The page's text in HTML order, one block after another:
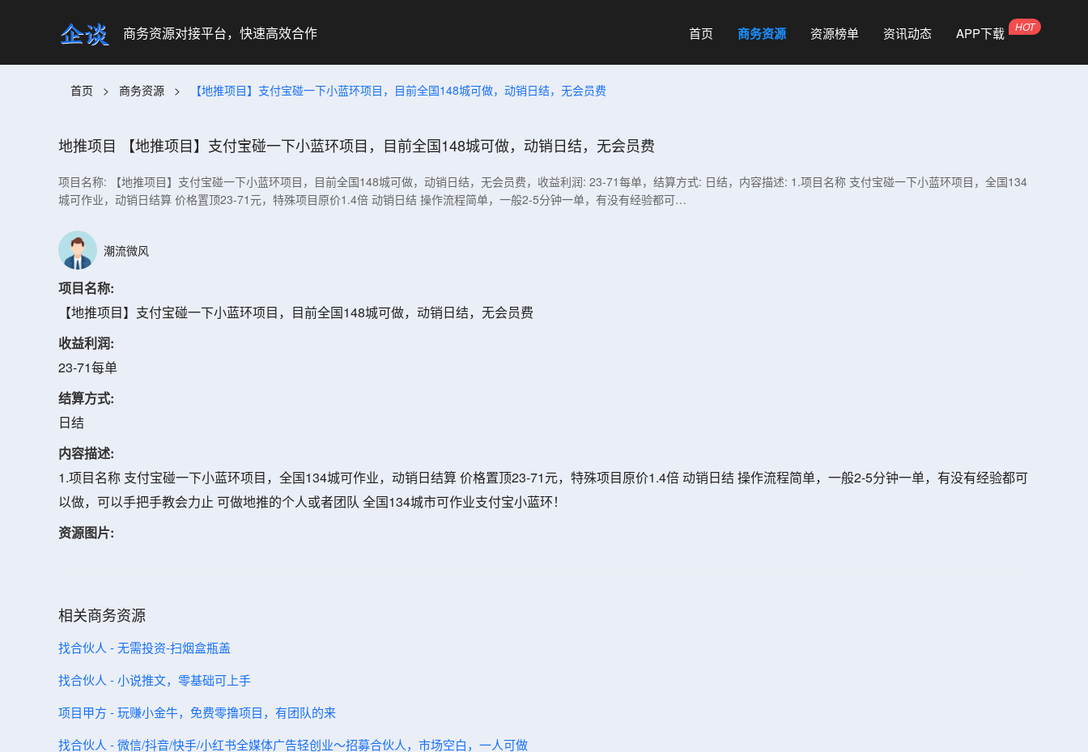
商务资源对接平台，快速高效合作 首页 商务资源 资源榜单 资讯动态 APP下载
首页 > 商务资源 > 【地推项目】支付宝碰一下小蓝环项目，目前全国148城可做，动销日结，无会员费
地推项目 【地推项目】支付宝碰一下小蓝环项目，目前全国148城可做，动销日结，无会员费
项目名称: 【地推项目】支付宝碰一下小蓝环项目，目前全国148城可做，动销日结，无会员费，收益利润: 23-71每单，结算方式: 日结，内容描述: 1.项目名称 支付宝碰一下小蓝环项目，全国134
城可作业，动销日结算 价格置顶23-71元，特殊项目原价1.4倍 动销日结 操作流程简单，一般2-5分钟一单，有没有经验都可…
潮流微风
项目名称:
【地推项目】支付宝碰一下小蓝环项目，目前全国148城可做，动销日结，无会员费
收益利润:
23-71每单
结算方式:
日结
内容描述:
1.项目名称 支付宝碰一下小蓝环项目，全国134城可作业，动销日结算 价格置顶23-71元，特殊项目原价1.4倍 动销日结 操作流程简单，一般2-5分钟一单，有没有经验都可
以做，可以手把手教会力止 可做地推的个人或者团队 全国134城市可作业支付宝小蓝环！
资源图片:
相关商务资源
找合伙人 - 无需投资-扫烟盒瓶盖
找合伙人 - 小说推文，零基础可上手
项目甲方 - 玩赚小金牛，免费零撸项目，有团队的来
找合伙人 - 微信/抖音/快手/小红书全媒体广告轻创业～招募合伙人，市场空白，一人可做